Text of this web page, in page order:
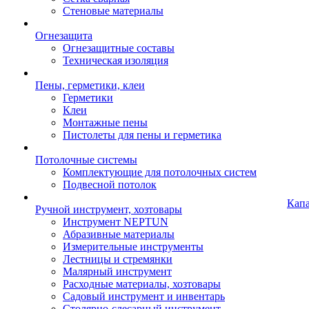
Стеновые материалы
Огнезащита
Огнезащитные составы
Техническая изоляция
Пены, герметики, клеи
Герметики
Клеи
Монтажные пены
Пистолеты для пены и герметика
Потолочные системы
Комплектующие для потолочных систем
Подвесной потолок
Ручной инструмент, хозтовары
Инструмент NEPTUN
Абразивные материалы
Измерительные инструменты
Лестницы и стремянки
Малярный инструмент
Расходные материалы, хозтовары
Садовый инструмент и инвентарь